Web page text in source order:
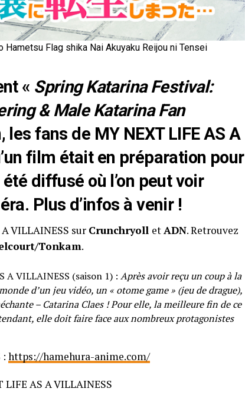
Flag shika Nai Akuyaku Reijou ni Tensei
« Spring Katarina Festival:
& Male Katarina Fan
fans de MY NEXT LIFE AS A
film était en préparation pour
diffusé où l’on peut voir
Plus d’infos à venir !
VILLAINESS sur Crunchryoll etADN. Retrouvez
Tonkam.
A VILLAINESS (saison 1) : Après avoir reçu un coup à la
d’un jeu vidéo, un « otome game » (jeu de drague),
– Catarina Claes ! Pour elle, la meilleure fin de ce
elle doit faire face aux nombreux protagonistes
: https://hamehura-anime.com/
LIFE AS A VILLAINESS